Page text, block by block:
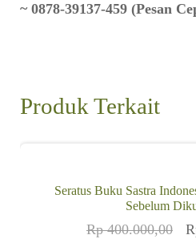
~ 0878-39137-459 (Pesan
Produk Terkait
Seratus Buku Sastra
Sebelum
Rp400.000,00